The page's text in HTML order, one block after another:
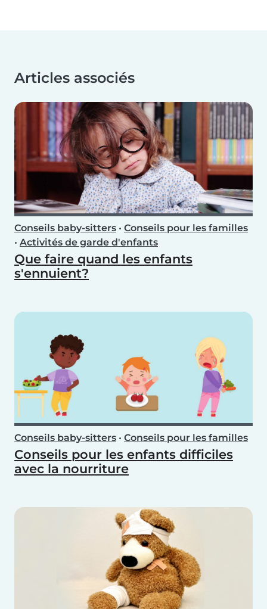
Articles associés
Conseils baby-sitters • Conseils pour les familles
• Activités de garde d'enfants
Que faire quand les enfants
s'ennuient?
Conseils baby-sitters • Conseils pour les familles
Conseils pour les enfants difficiles
avec la nourriture